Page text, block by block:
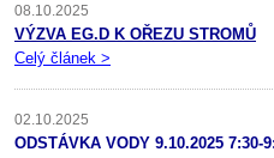
08.10.2025
VÝZVA EG.D K OŘEZU STROMŮ
Celý článek >
02.10.2025
ODSTÁVKA VODY 9.10.2025 7:30-